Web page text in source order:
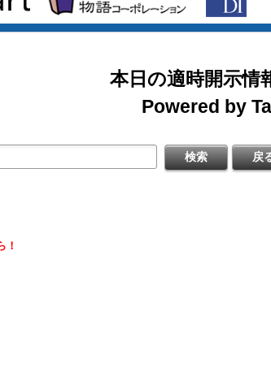
算説明資料
半期決算短信［日本基準］(連結)
四半期決算短信〔日本基準〕(連結)
掲載開始日：8/3
日本テクノ・ラボ（3849：アンビ
掲載開始日：7/1
ゴルフ・ドゥ（3032：ネクスト）
掲載開始日：5/21
梅の花グループ（7604：スタンダ
本日の適時開示情
Powered by
！